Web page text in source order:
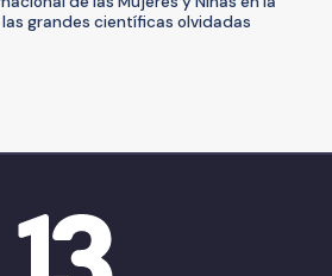
las grandes científicas olvidadas